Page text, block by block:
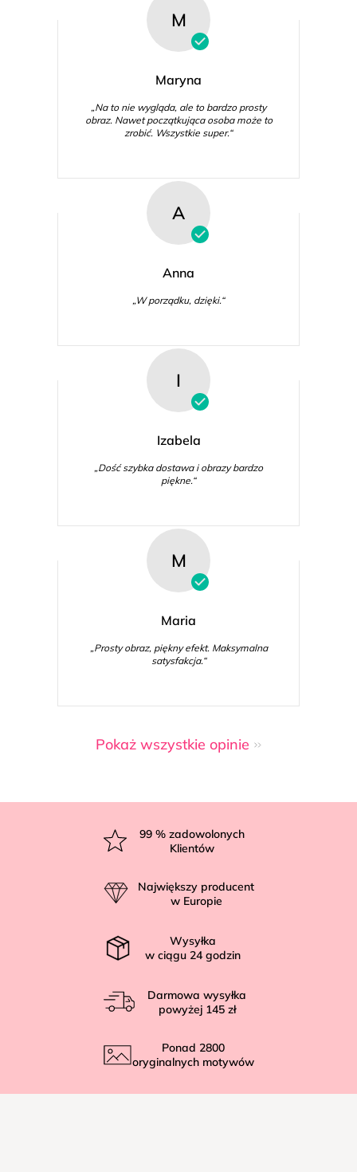
M
Maryna
„Na to nie wygląda, ale to bardzo prosty
obraz. Nawet początkująca osoba może to
zrobić. Wszystkie super.“
A
Anna
„W porządku, dzięki.“
I
Izabela
„Dość szybka dostawa i obrazy bardzo
piękne.“
M
Maria
„Prosty obraz, piękny efekt. Maksymalna
satysfakcja.“
Pokaż wszystkie opinie
99 % zadowolonych
Klientów
Największy producent
w Europie
Wysyłka
w ciągu 24 godzin
Darmowa wysyłka
powyżej 145 zł
Ponad 2800
oryginalnych motywów